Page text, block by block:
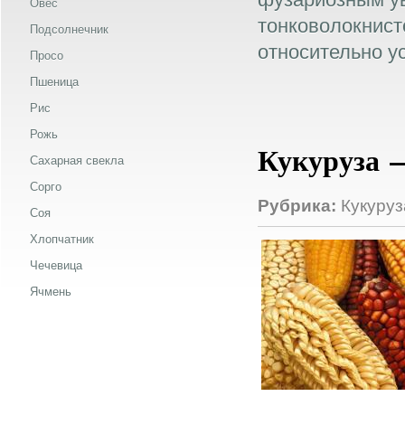
относительно
Кукуруза
Рубрика:
Овес
Подсолнечник
Просо
Пшеница
Рис
Рожь
Сахарная свекла
Сорго
Соя
Хлопчатник
Чечевица
Ячмень